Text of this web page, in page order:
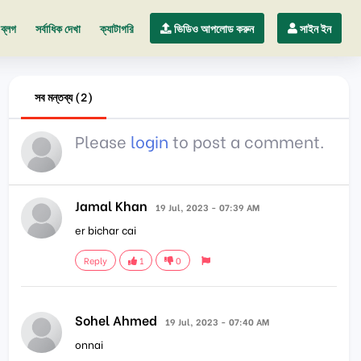
ব্লগ সর্বাধিক দেখা ক্যাটাগরি ভিডিও আপলোড করুন সাইন ইন
সব মন্তব্য (2)
Please login to post a comment.
Jamal Khan 19 Jul, 2023 - 07:39 AM
er bichar cai
Reply 1 0
Sohel Ahmed 19 Jul, 2023 - 07:40 AM
onnai